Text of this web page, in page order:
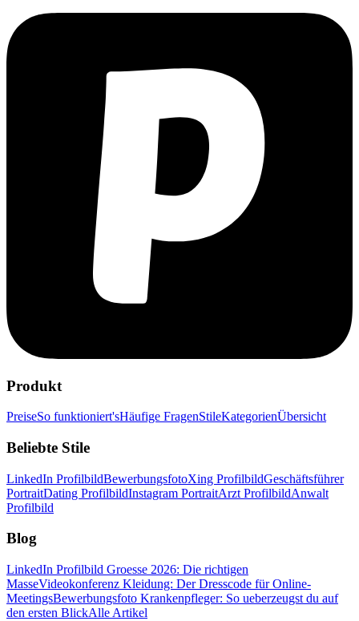
Produkt
PreiseSo funktioniert'sHäufige FragenStileKategorienÜbersicht
Beliebte Stile
LinkedIn ProfilbildBewerbungsfotoXing ProfilbildGeschäftsführer
PortraitDating ProfilbildInstagram PortraitArzt ProfilbildAnwalt
Profilbild
Blog
LinkedIn Profilbild Groesse 2026: Die richtigen
MasseVideokonferenz Kleidung: Der Dresscode für Online-
MeetingsBewerbungsfoto Krankenpfleger: So ueberzeugst du auf
den ersten BlickAlle Artikel